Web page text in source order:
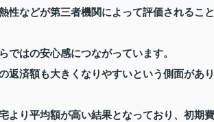
性などが第三者機関によって評価されること
はの安心感につながっています。
返済額も大きくなりやすいという側面があり
より平均額が高い結果となっており、初期費